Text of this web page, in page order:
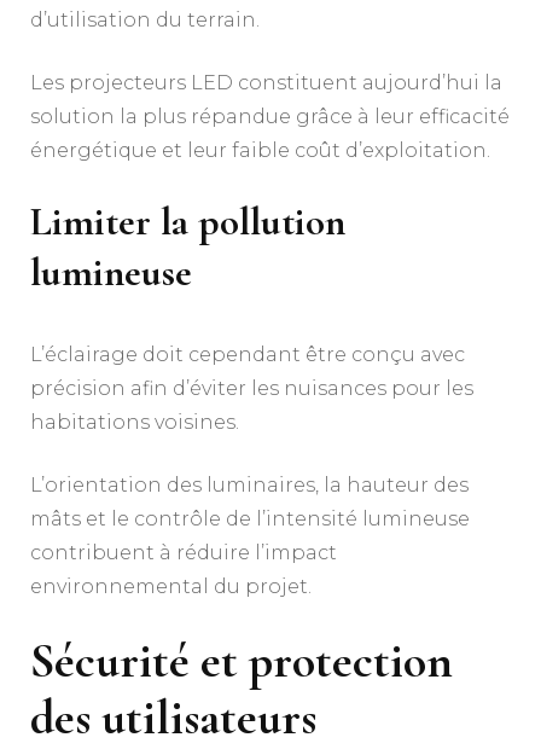
d’utilisation du terrain.
Les projecteurs LED constituent aujourd’hui la
solution la plus répandue grâce à leur efficacité
énergétique et leur faible coût d’exploitation.
Limiter la pollution
lumineuse
L’éclairage doit cependant être conçu avec
précision afin d’éviter les nuisances pour les
habitations voisines.
L’orientation des luminaires, la hauteur des
mâts et le contrôle de l’intensité lumineuse
contribuent à réduire l’impact
environnemental du projet.
Sécurité et protection
des utilisateurs